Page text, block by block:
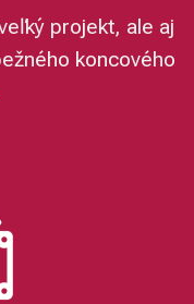
projekt, ale aj
koncového